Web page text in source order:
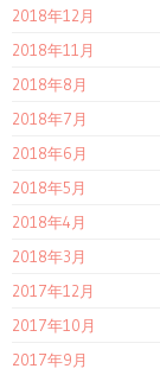
2018年12月
2018年11月
2018年8月
2018年7月
2018年6月
2018年5月
2018年4月
2018年3月
2017年12月
2017年10月
2017年9月